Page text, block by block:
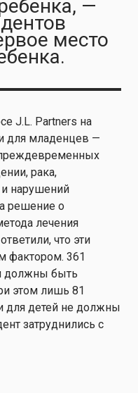
—
место
J.L. Partners на
для младенцев —
рака,
нарушений
решение о
лечения
что эти
фактором. 361
должны быть
этом лишь 81
для детей не должны
затруднились с